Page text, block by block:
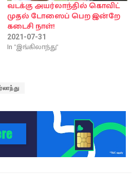
வடக்கு அயர்லாந்தில் கொவிட்
முதல் டோஸைப் பெற இன்றே
கடைசி நாள்!
2021-07-31
In "இங்கிலாந்து"